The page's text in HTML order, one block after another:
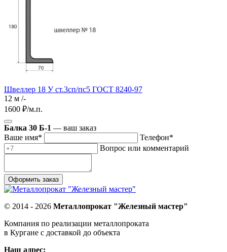
Швеллер 18 У ст.3сп/пс5 ГОСТ 8240-97
12 м /-
1600 ₽/м.п.
Балка 30 Б-1 — ваш заказ
Ваше имя*
Телефон*
Вопрос или комментарий
© 2014 - 2026 Металлопрокат "Железный мастер"
Компания по реализации металлопроката
в Кургане с доставкой до объекта
Наш адрес: